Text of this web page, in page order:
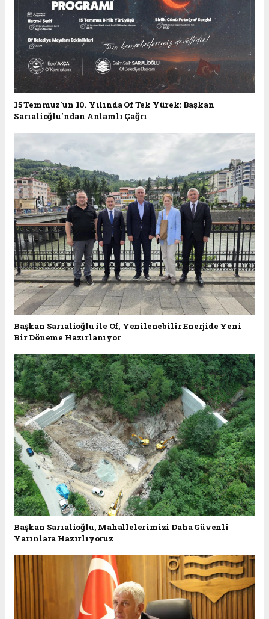
15 Temmuz'un 10. Yılında Of Tek Yürek: Başkan
Sarıalioğlu'ndan Anlamlı Çağrı
Başkan Sarıalioğlu ile Of, Yenilenebilir Enerjide Yeni
Bir Döneme Hazırlanıyor
Başkan Sarıalioğlu, Mahallelerimizi Daha Güvenli
Yarınlara Hazırlıyoruz